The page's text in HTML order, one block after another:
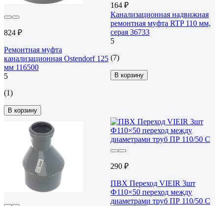
824 ₽
Ремонтная муфта
канализационная Ostendorf 125
мм 116500
5
(1)
В корзину
164 ₽
Канализационная надвижная
ремонтная муфта RTP 110 мм,
серая 36733
5
(7)
В корзину
290 ₽
ПВХ Переход VIEIR 3шт
Ф110×50 переход между
диаметрами труб ПР 110/50 С